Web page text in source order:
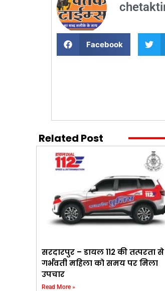
Facebook
Related Post
सरदारपुर – डायल 112 की तत्परता से
गर्भवती महिला को समय पर मिला
उपचार
Read More »